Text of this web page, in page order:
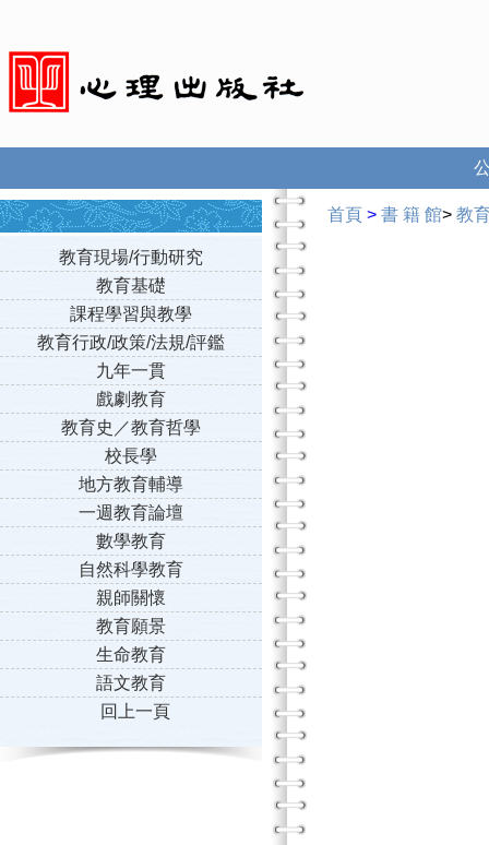
教育現場/行動研究
教育基礎
課程學習與教學
教育行政/政策/法規/評鑑
九年一貫
戲劇教育
教育史／教育哲學
校長學
地方教育輔導
一週教育論壇
數學教育
自然科學教育
親師關懷
教育願景
生命教育
語文教育
回上一頁
首頁 > 書 籍 館> 教